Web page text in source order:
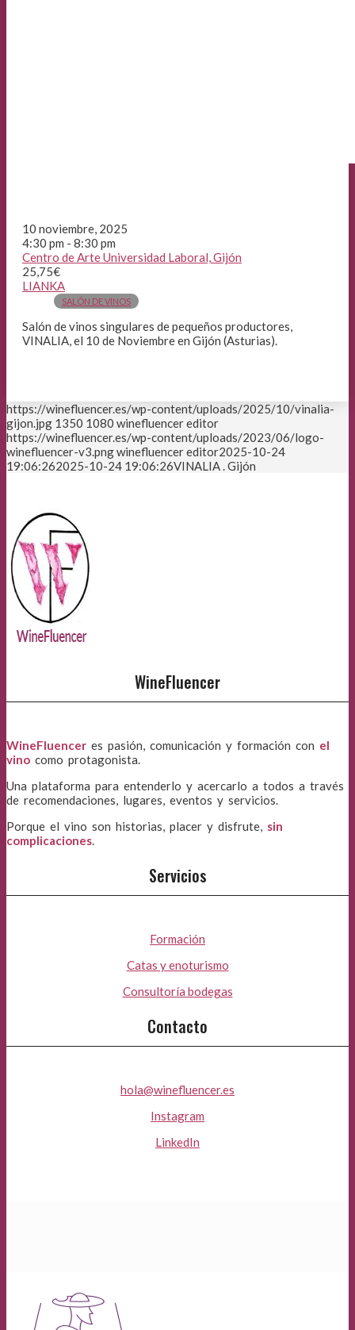
10 noviembre, 2025
4:30 pm - 8:30 pm
Centro de Arte Universidad Laboral, Gijón
25,75€
LIANKA
SALÓN DE VINOS
Salón de vinos singulares de pequeños productores,
VINALIA, el 10 de Noviembre en Gijón (Asturias).
https://winefluencer.es/wp-content/uploads/2025/10/vinalia-
gijon.jpg 1350 1080 winefluencer editor
https://winefluencer.es/wp-content/uploads/2023/06/logo-
winefluencer-v3.pngwinefluencer editor2025-10-24
19:06:262025-10-24 19:06:26VINALIA . Gijón
WineFluencer
WineFluencer es pasión, comunicación y formación con el
vino como protagonista.
Una plataforma para entenderlo y acercarlo a todos a través
de recomendaciones, lugares, eventos y servicios.
Porque el vino son historias, placer y disfrute, sin
complicaciones.
Servicios
Formación
Catas y enoturismo
Consultoría bodegas
Contacto
hola@winefluencer.es
Instagram
LinkedIn